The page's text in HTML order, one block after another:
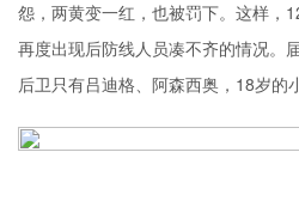
怨，两黄变一红，也被罚下。这样，
再度出现后防线人员凑不齐的情况。
后卫只有吕迪格、阿森西奥，18岁的